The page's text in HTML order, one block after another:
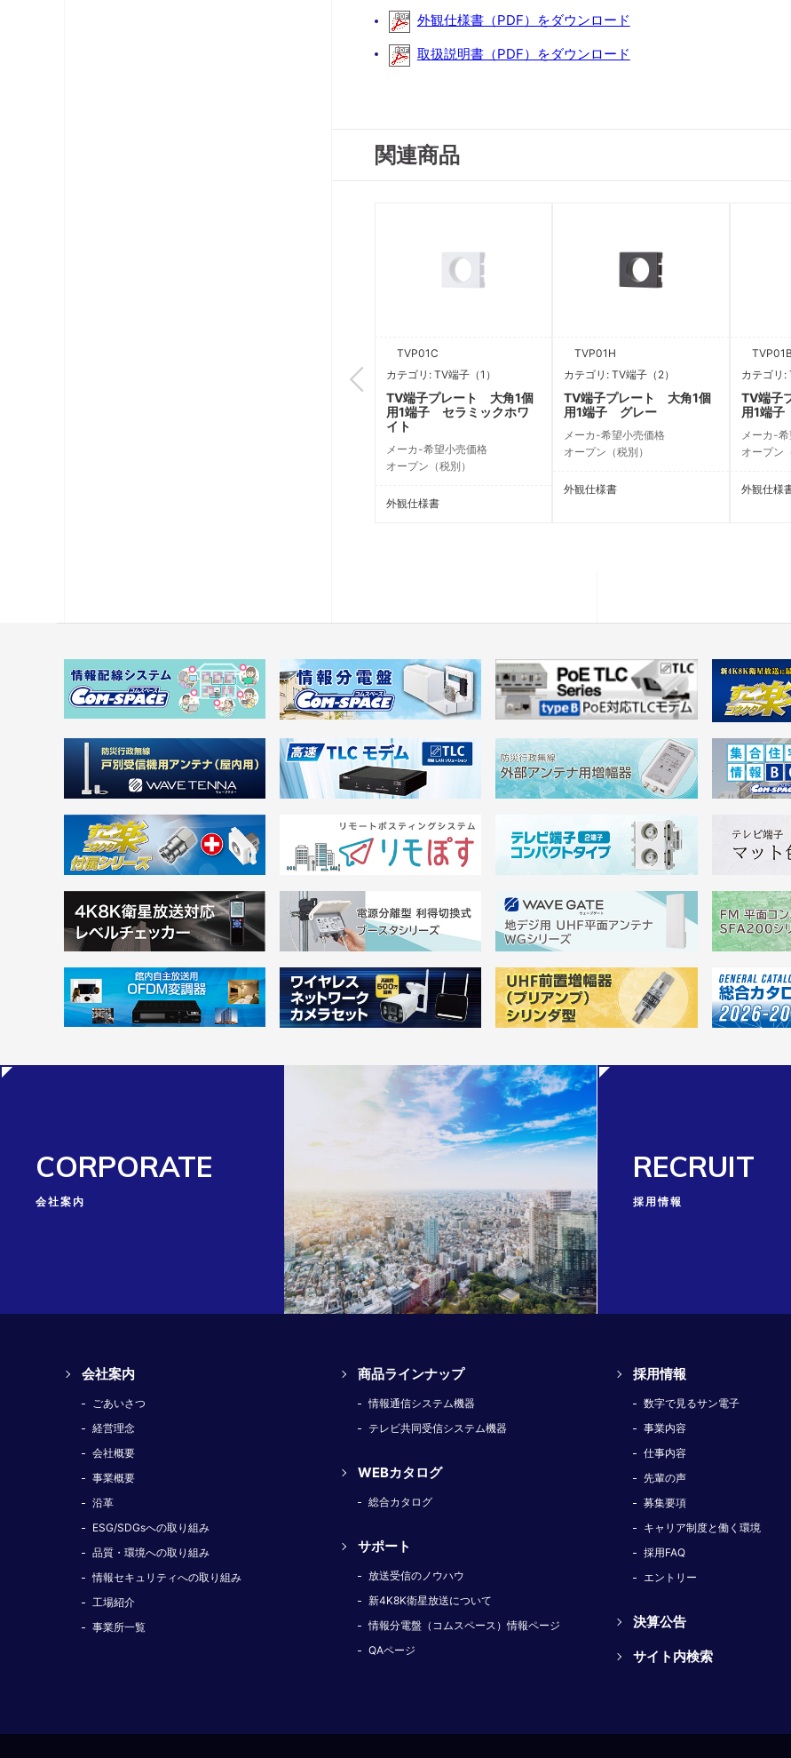
外観仕様書（PDF）をダウンロード
取扱説明書（PDF）をダウンロード
関連商品
TVP01C
カテゴリ: TV端子（1）
TV端子プレート 大角1個
用1端子 セラミックホワ
イト
メーカ-希望小売価格
オープン（税別）
外観仕様書
TVP01H
カテゴリ: TV端子（2）
TV端子プレート 大角1個
用1端子 グレー
メーカ-希望小売価格
オープン（税別）
外観仕様書
TVP01B
カテゴリ:
TV端子
用1端
メーカ-
オープン
外観仕様
CORPORATE
会社案内
RECRUIT
採用情報
会社案内
ごあいさつ
経営理念
会社概要
事業概要
沿革
ESG/SDGsへの取り組み
品質・環境への取り組み
情報セキュリティへの取り組み
工場紹介
事業所一覧
商品ラインナップ
情報通信システム機器
テレビ共同受信システム機器
WEBカタログ
総合カタログ
サポート
放送受信のノウハウ
新4K8K衛星放送について
情報分電盤（コムスペース）情報ページ
QAページ
採用情報
数字で見るサン電子
事業内容
仕事内容
先輩の声
募集要項
キャリア制度と働く環境
採用FAQ
エントリー
決算公告
サイト内検索